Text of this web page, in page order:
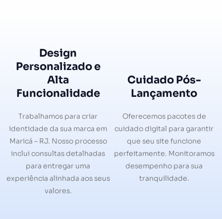
Design
Personalizado e
Alta
Funcionalidade
Trabalhamos para criar
identidade da sua marca em
Maricá – RJ. Nosso processo
inclui consultas detalhadas
para entregar uma
experiência alinhada aos seus
valores.
Cuidado Pós-
Lançamento
Oferecemos pacotes de
cuidado digital para garantir
que seu site funcione
perfeitamente. Monitoramos
desempenho para sua
tranquilidade.